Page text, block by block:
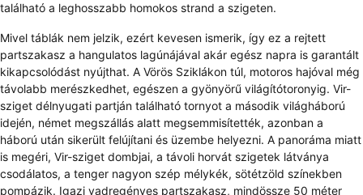
található a leghosszabb homokos strand a szigeten.
Mivel táblák nem jelzik, ezért kevesen ismerik, így ez a rejtett
partszakasz a hangulatos lagúnájával akár egész napra is garantált
kikapcsolódást nyújthat. A Vörös Sziklákon túl, motoros hajóval még
távolabb merészkedhet, egészen a gyönyörű világítótoronyig. Vir-
sziget délnyugati partján található tornyot a második világháború
idején, német megszállás alatt megsemmisítették, azonban a
háború után sikerült felújítani és üzembe helyezni. A panoráma miatt
is megéri, Vir-sziget dombjai, a távoli horvát szigetek látványa
csodálatos, a tenger nagyon szép mélykék, sötétzöld színekben
pompázik. Igazi vadregényes partszakasz, mindössze 50 méter